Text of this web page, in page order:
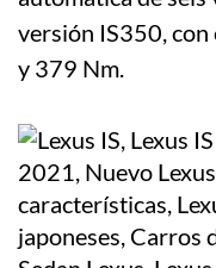
versión IS350,
y 379 Nm.